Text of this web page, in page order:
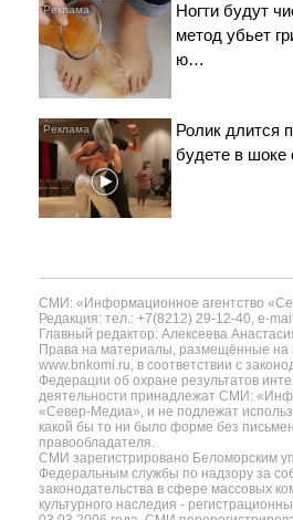
Ногти будут
метод убьет
ю…
Ролик длится
будете в шоке
СМИ: «Информационное агентство
Редакция: тел.: +7(8212) 29-12-40, e-
Главный редактор: Алексеева
Права на материалы, размещённые на
www.bnkomi.ru, в соответствии с
Федерации об охране результатов
деятельности принадлежат СМИ:
«Север-Медиа», и не подлежат
какой бы то ни было форме без
правообладателя.
СМИ зарегистрировано Беломорским
Федеральным службы по надзору за
законодательства в сфере массовых
культурного наследия -